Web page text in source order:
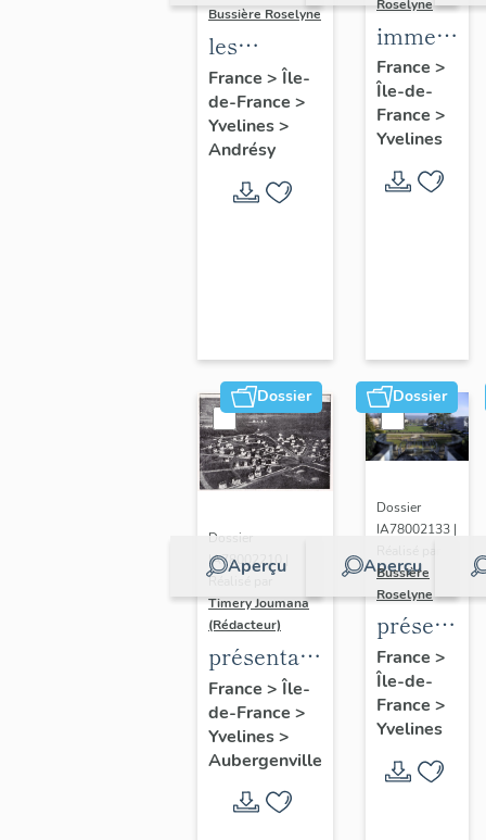
Bussière Roselyne
les
immeubles,
maisons et
fermes du
canton
d'Andrésy
France > Île-
de-France >
Yvelines>
Andrésy
Roselyne
maisons,
fermes
France >
Île-de-
France >
Yvelines
Dossier
Aperçu
Dossier
IA78002210 |
Réalisé par
Timery Joumana
(Rédacteur)
présentation
de l'étude
d'Elisabethville
France > Île-
de-France >
Yvelines>
Aubergenville
Dossier
Aperçu
Dossier
IA78002133 |
Bussière
Roselyne
du
diagnostic
et
France >
Île-de-
France >
Yvelines